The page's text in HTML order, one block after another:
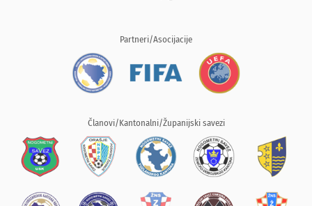
Partneri/Asocijacije
Članovi/Kantonalni/Županijski savezi